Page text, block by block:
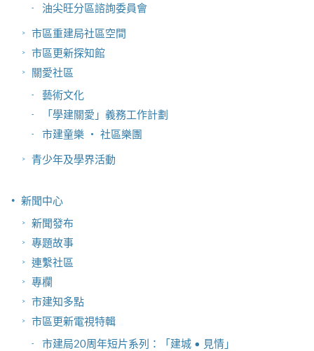
油尖旺分區諮詢委員會
市區重建局社區空間
市區更新探知館
關愛社區
藝術文化
「學建關愛」義務工作計劃
市建童樂 ‧ 社區樂團
青少年及學界活動
新聞中心
新聞發布
專題故事
連繫社區
專欄
市建知多點
市區更新電視特輯
市建局20周年短片系列：「建城 • 見情」